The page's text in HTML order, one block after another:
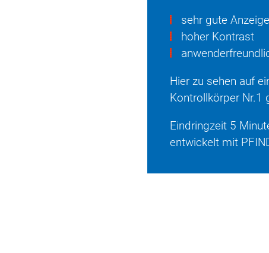
sehr gute
hoher Kontrast
Hier zu sehen auf
Kontrollkörper Nr.1
Eindringzeit 5
entwickelt mit